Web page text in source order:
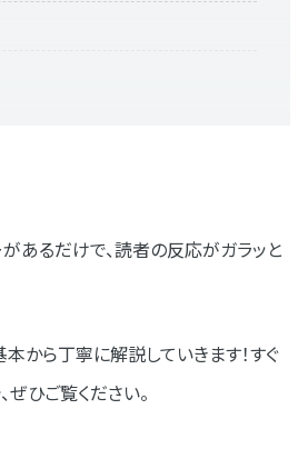
あるだけで、読者の反応がガラッと
から丁寧に解説していきます！すぐ
ひご覧ください。